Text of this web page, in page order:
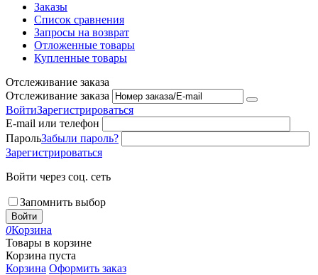
Заказы
Список сравнения
Запросы на возврат
Отложенные товары
Купленные товары
Отслеживание заказа
Отслеживание заказа
ВойтиЗарегистрироваться
E-mail или телефон
ПарольЗабыли пароль?
Зарегистрироваться
Войти через соц. сеть
Запомнить выбор
Войти
0Корзина
Товары в корзине
Корзина пуста
Корзина Оформить заказ